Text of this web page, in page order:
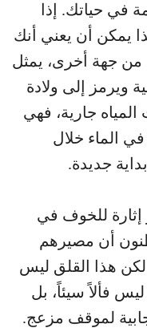
في حياتك. إذا
يمكن أن يعني أنك
جهة أخرى، يمثل
ويرمز إلى ولادة
المياه جارية، فهي
الماء خلال
جديدة.
إثارة للخوف في
أن مصيرهم
هذا القلق ليس
فألاً سيئاً، بل
لموقف مزعج.